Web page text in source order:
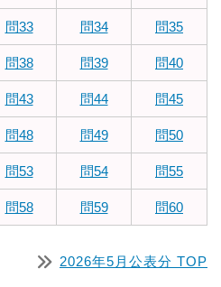
問33 問34 問35
問38 問39 問40
問43 問44 問45
問48 問49 問50
問53 問54 問55
問58 問59 問60
2026年5月公表分 TOP